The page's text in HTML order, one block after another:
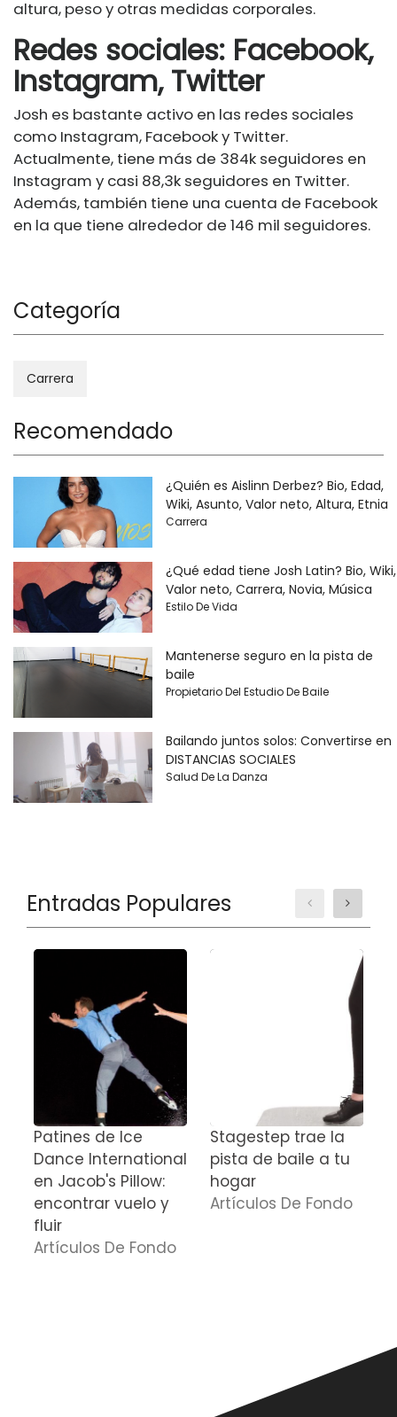
altura, peso y otras medidas corporales.
Redes sociales: Facebook,
Instagram, Twitter
Josh es bastante activo en las redes sociales
como Instagram, Facebook y Twitter.
Actualmente, tiene más de 384k seguidores en
Instagram y casi 88,3k seguidores en Twitter.
Además, también tiene una cuenta de Facebook
en la que tiene alrededor de 146 mil seguidores.
Categoría
Carrera
Recomendado
¿Quién es Aislinn Derbez? Bio, Edad,
Wiki, Asunto, Valor neto, Altura, Etnia
Carrera
¿Qué edad tiene Josh Latin? Bio, Wiki,
Valor neto, Carrera, Novia, Música
Estilo De Vida
Mantenerse seguro en la pista de
baile
Propietario Del Estudio De Baile
Bailando juntos solos: Convertirse en
DISTANCIAS SOCIALES
Salud De La Danza
Entradas Populares
Patines de Ice
Dance International
en Jacob's Pillow:
encontrar vuelo y
fluir
Artículos De Fondo
Stagestep trae la
pista de baile a tu
hogar
Artículos De Fondo